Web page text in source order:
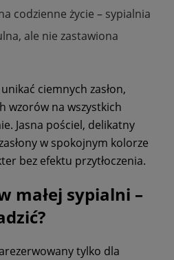
codzienne życie – sypialnia
ale nie zastawiona
ciemnych zasłon,
wzorów na wszystkich
Jasna pościel, delikatny
w spokojnym kolorze
bez efektu przytłoczenia.
małej sypialni –
tylko dla